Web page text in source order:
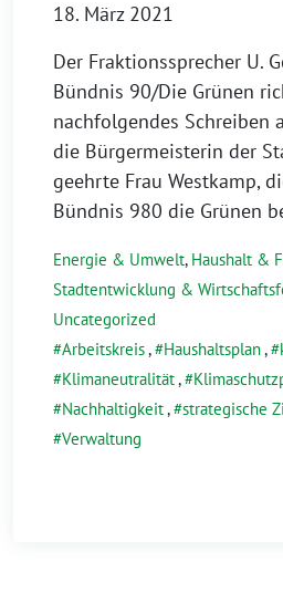
18. März 2021
Der Fraktionssprecher U.
Bündnis 90/Die Grünen
nachfolgendes Schreiben
die Bürgermeisterin der
geehrte Frau Westkamp,
Bündnis 980 die Grünen
Energie & Umwelt, Haushalt &
Stadtentwicklung &
Uncategorized
Arbeitskreis, Haushaltsplan,
Klimaneutralität,
Nachhaltigkeit, strategische
Verwaltung